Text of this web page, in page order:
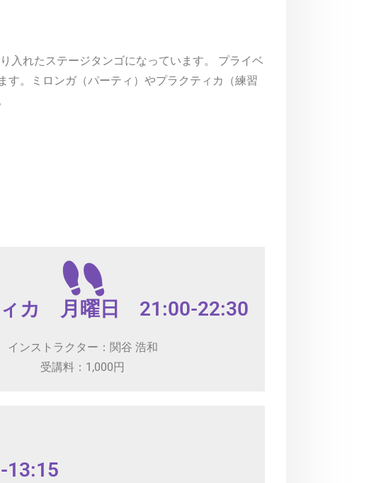
入れたステージタンゴになっています。 プライベ
す。ミロンガ（パーティ）やプラクティカ（練習
ィカ 月曜日 21:00-22:30
インストラクター：関谷 浩和
受講料：1,000円